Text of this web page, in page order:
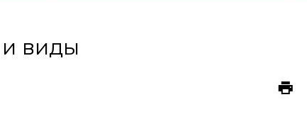
и виды